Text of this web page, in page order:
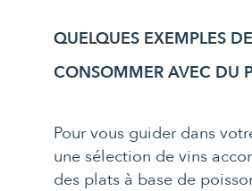
QUELQUES EXEMPLES
CONSOMMER AVEC DU
Pour vous guider dans
une sélection de vins
des plats à base de